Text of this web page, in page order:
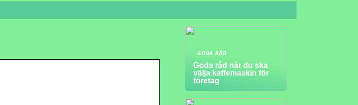
GODA RÅD
Goda råd när du ska
välja kaffemaskin för
företag